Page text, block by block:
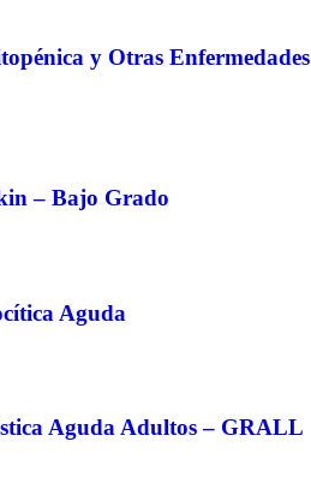
y Otras Enfermedades
– Bajo Grado
Aguda
Aguda Adultos – GRALL